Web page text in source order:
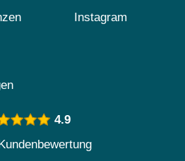
Instagram
4.9